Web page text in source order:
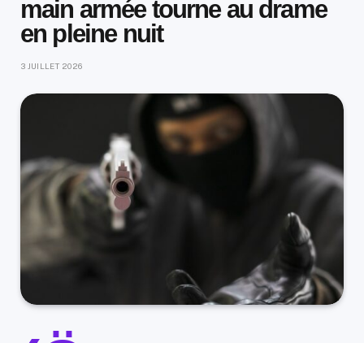
main armée tourne au drame
en pleine nuit
3 JUILLET 2026